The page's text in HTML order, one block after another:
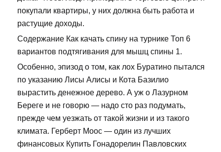
покупали квартиры, у них должна быть работа и
растущие доходы.
Содержание Как качать спину на турнике Топ 6
вариантов подтягивания для мышц спины 1.
Особенно, эпизод о том, как лох Буратино пытался
по указанию Лисы Алисы и Кота Базилио
вырастить денежное дерево. А уж о Лазурном
Береге и не говорю — надо сто раз подумать,
прежде чем уезжать от такой жизни и из такого
климата. Герберт Моос — один из лучших
финансовых Купить Гонадорелин Павловских